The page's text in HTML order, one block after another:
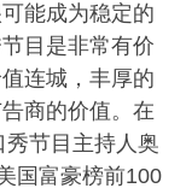
能成为稳定的
目是非常有价
连城，丰厚的
商的价值。在
秀节目主持人奥
国富豪榜前100